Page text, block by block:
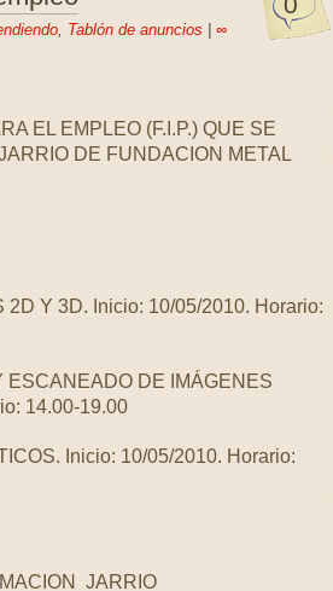
, Tablón de anuncios ∞
EL EMPLEO (F.I.P.) QUE SE
DE FUNDACION METAL
Y 3D. Inicio: 10/05/2010. Horario:
ESCANEADO DE IMÁGENES
14.00-19.00
Inicio: 10/05/2010. Horario:
JARRIO